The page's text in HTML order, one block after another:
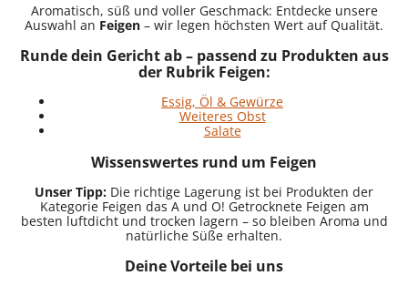
Aromatisch, süß und voller Geschmack: Entdecke unsere
Auswahl an Feigen – wir legen höchsten Wert auf Qualität.
Runde dein Gericht ab – passend zu Produkten aus
der Rubrik Feigen:
Essig, Öl & Gewürze
Weiteres Obst
Salate
Wissenswertes rund um Feigen
Unser Tipp: Die richtige Lagerung ist bei Produkten der
Kategorie Feigen das A und O! Getrocknete Feigen am
besten luftdicht und trocken lagern – so bleiben Aroma und
natürliche Süße erhalten.
Deine Vorteile bei uns